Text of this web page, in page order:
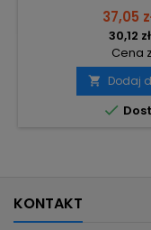
37,05
30,12 zł
Cena
 Dodaj

KONTAKT